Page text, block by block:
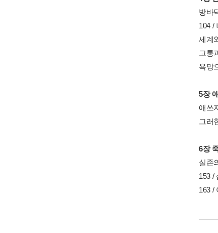
방바
104 /
세계
고통
욕망
5장
애쓰
그러
6장
실존
153 /
163 /